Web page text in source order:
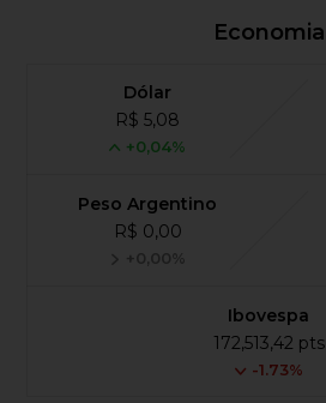
Economia
Dólar
R$ 5,08
+0,04%
Peso Argentino
R$ 0,00
+0,00%
Ibovespa
172,513,42 pts
-1.73%